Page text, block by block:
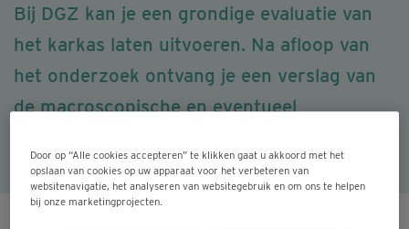
Bij DGZ kan je een grondige evaluatie van
het karkas laten uitvoeren. Na afloop van
het onderzoek ontvang je een verslag van
de macroscopische en eventueel
Door op “Alle cookies accepteren” te klikken gaat u akkoord met het
opslaan van cookies op uw apparaat voor het verbeteren van
websitenavigatie, het analyseren van websitegebruik en om ons te helpen
bij onze marketingprojecten.